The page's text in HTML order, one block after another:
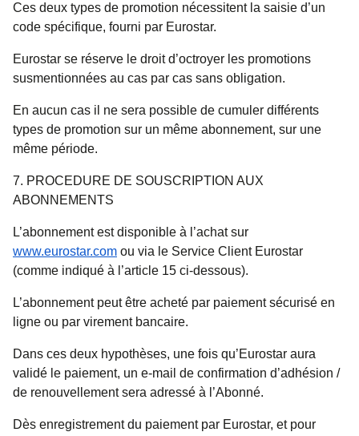
Ces deux types de promotion nécessitent la saisie d’un
code spécifique, fourni par Eurostar.
Eurostar se réserve le droit d’octroyer les promotions
susmentionnées au cas par cas sans obligation.
En aucun cas il ne sera possible de cumuler différents
types de promotion sur un même abonnement, sur une
même période.
7. PROCEDURE DE SOUSCRIPTION AUX
ABONNEMENTS
L’abonnement est disponible à l’achat sur
www.eurostar.com ou via le Service Client Eurostar
(comme indiqué à l’article 15 ci-dessous).
L’abonnement peut être acheté par paiement sécurisé en
ligne ou par virement bancaire.
Dans ces deux hypothèses, une fois qu’Eurostar aura
validé le paiement, un e-mail de confirmation d’adhésion /
de renouvellement sera adressé à l’Abonné.
Dès enregistrement du paiement par Eurostar, et pour